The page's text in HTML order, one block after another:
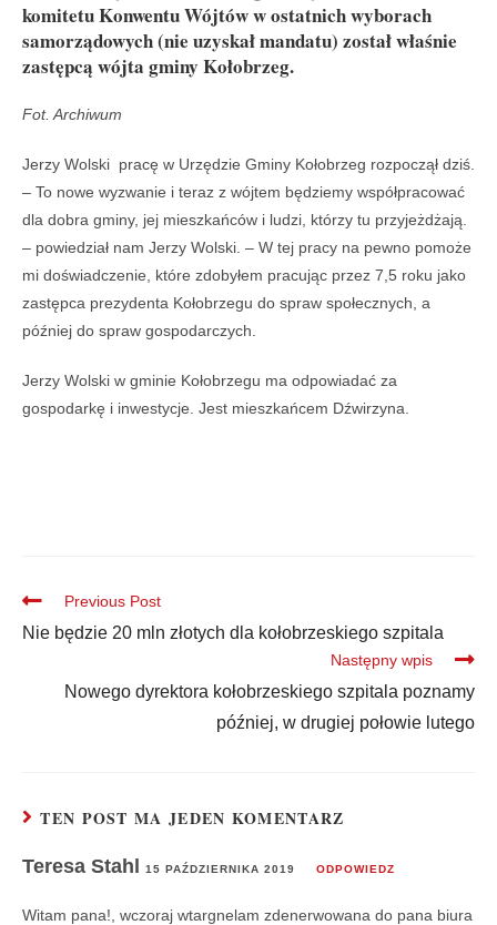
komitetu Konwentu Wójtów w ostatnich wyborach
samorządowych (nie uzyskał mandatu) został właśnie
zastępcą wójta gminy Kołobrzeg.
Fot. Archiwum
Jerzy Wolski pracę w Urzędzie Gminy Kołobrzeg rozpoczął dziś.
– To nowe wyzwanie i teraz z wójtem będziemy współpracować
dla dobra gminy, jej mieszkańców i ludzi, którzy tu przyjeżdżają.
– powiedział nam Jerzy Wolski. – W tej pracy na pewno pomoże
mi doświadczenie, które zdobyłem pracując przez 7,5 roku jako
zastępca prezydenta Kołobrzegu do spraw społecznych, a
później do spraw gospodarczych.
Jerzy Wolski w gminie Kołobrzegu ma odpowiadać za
gospodarkę i inwestycje. Jest mieszkańcem Dźwirzyna.
Previous Post
Nie będzie 20 mln złotych dla kołobrzeskiego szpitala
Następny wpis
Nowego dyrektora kołobrzeskiego szpitala poznamy
później, w drugiej połowie lutego
TEN POST MA JEDEN KOMENTARZ
Teresa Stahl 15 PAŹDZIERNIKA 2019 ODPOWIEDZ
Witam pana!, wczoraj wtargnelam zdenerwowana do pana biura